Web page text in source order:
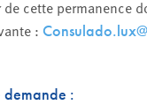
cette permanence
:
demande :